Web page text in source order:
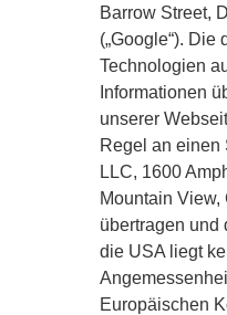
Barrow Street,
(„Google“). Die
Technologien
Informationen
unserer
Regel an einen
LLC, 1600
Mountain View,
übertragen und
die USA liegt
Europäischen